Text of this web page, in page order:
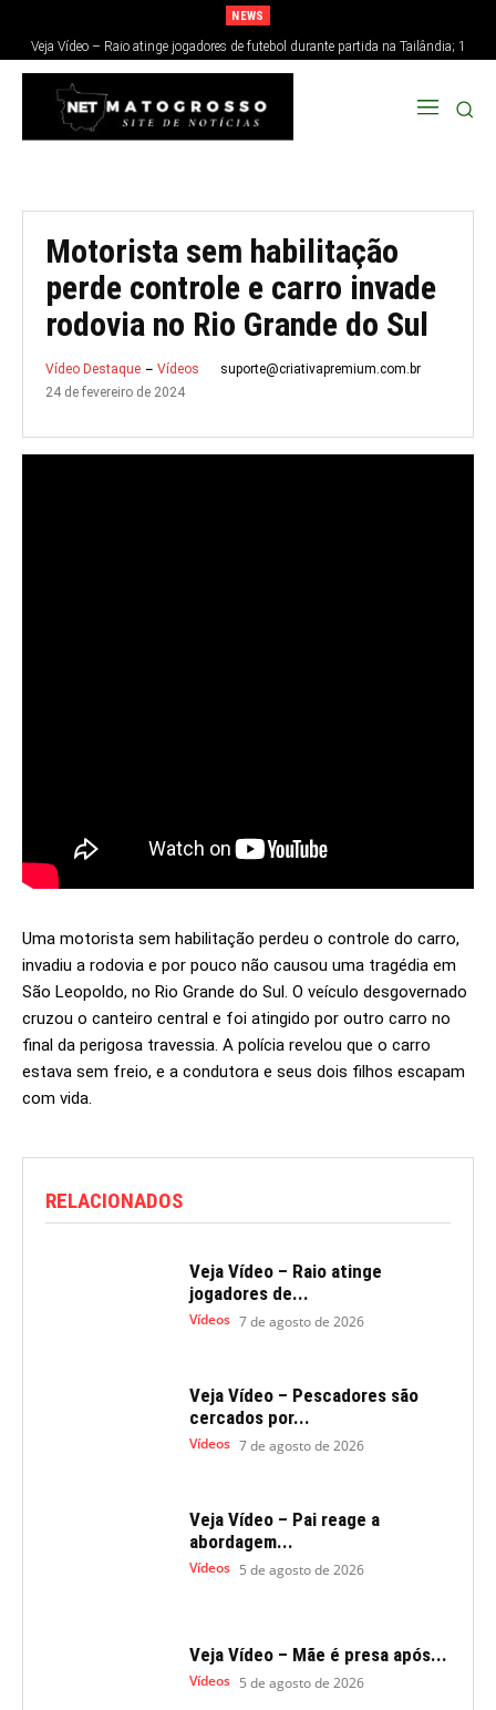
NEWS
Veja Vídeo – Raio atinge jogadores de futebol durante partida na Tailândia; 1
morre e 12 ficam feridos
Motorista sem habilitação
perde controle e carro invade
rodovia no Rio Grande do Sul
Vídeo Destaque Vídeos
suporte@criativapremium.com.br
24 de fevereiro de 2024
Uma motorista sem habilitação perdeu o controle do carro,
invadiu a rodovia e por pouco não causou uma tragédia em
São Leopoldo, no Rio Grande do Sul. O veículo desgovernado
cruzou o canteiro central e foi atingido por outro carro no
final da perigosa travessia. A polícia revelou que o carro
estava sem freio, e a condutora e seus dois filhos escapam
com vida.
RELACIONADOS
Veja Vídeo – Raio atinge
jogadores de...
Vídeos 7 de agosto de 2026
Veja Vídeo – Pescadores são
cercados por...
Vídeos 7 de agosto de 2026
Veja Vídeo – Pai reage a
abordagem...
Vídeos 5 de agosto de 2026
Veja Vídeo – Mãe é presa após...
Vídeos 5 de agosto de 2026